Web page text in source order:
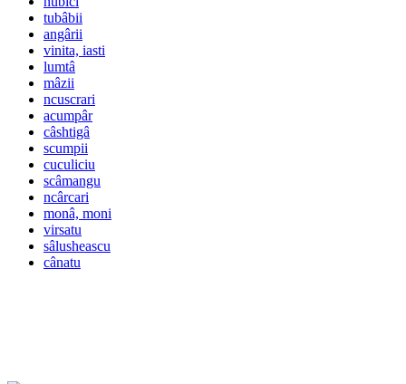
tubâbii
angârii
vinita, iasti
lumtâ
mâzii
ncuscrari
acumpâr
câshtigâ
scumpii
cuculiciu
scâmangu
ncârcari
monâ, moni
virsatu
sâlusheascu
cânatu